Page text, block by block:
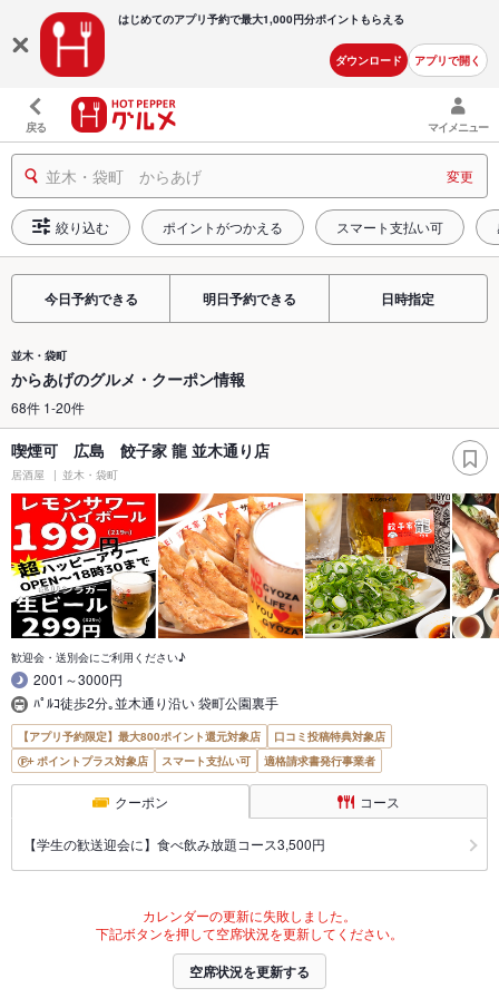
はじめてのアプリ予約で最大1,000円分ポイントもらえる
ダウンロード アプリで開く
戻る マイメニュー
並木・袋町 からあげ 変更
絞り込む ポイントがつかえる スマート支払い可
今日予約できる 明日予約できる 日時指定
並木・袋町
からあげのグルメ・クーポン情報
68件 1-20件
喫煙可 広島 餃子家 龍 並木通り店
居酒屋 並木・袋町
歓迎会・送別会にご利用ください♪
2001～3000円
ﾊﾟﾙｺ徒歩2分｡並木通り沿い 袋町公園裏手
【アプリ予約限定】最大800ポイント還元対象店
口コミ投稿特典対象店
ポイントプラス対象店
スマート支払い可 適格請求書発行事業者
クーポン コース
【学生の歓送迎会に】食べ飲み放題コース3,500円
カレンダーの更新に失敗しました。
下記ボタンを押して空席状況を更新してください。
空席状況を更新する